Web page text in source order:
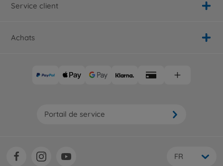
Service client
Achats
Portail de service
FR